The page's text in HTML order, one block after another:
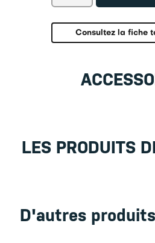
Bloc
A03
Consultez la fiche
LES PRODUITS
D'autres